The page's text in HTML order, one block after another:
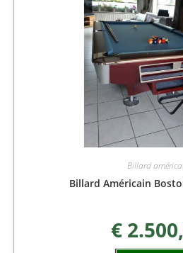
Billard
Billard Américain
€